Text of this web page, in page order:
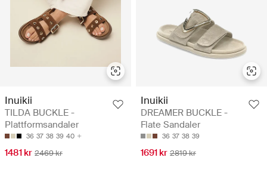
Inuikii
TILDA BUCKLE -
Plattformsandaler
36 37 38 39 40
1481 kr 2469 kr
Inuikii
DREAMER BUCKLE -
Flate Sandaler
36 37 38 39
1691 kr 2819 kr